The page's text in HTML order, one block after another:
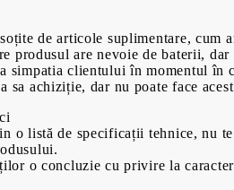
de articole suplimentare,
produsul are nevoie de baterii,
simpatia clientului în momentul în
sa achiziție, dar nu poate face
o listă de specificații tehnice, nu
o concluzie cu privire la